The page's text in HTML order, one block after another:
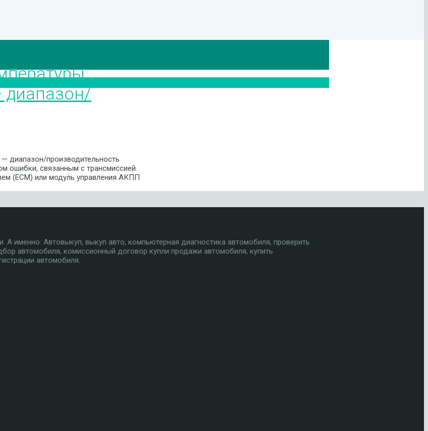
диапазон/
диапазон/производительность
ошибки, связанным с трансмиссией.
(ECM) или модуль управления АКПП
именно: Автовыкуп, выкуп авто, компьютерная диагностика автомобиля, проверить
автомобиля, комиссионный договор купли продажи автомобиля, купить
автомобиля.